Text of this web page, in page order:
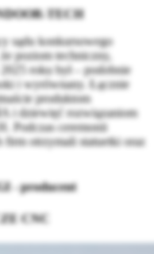
TECH
sądu konkursowego
poziom techniczny,
roku był – podobnie
i wyrównany. Łącznie
produktom
i dziewięć rozwiązaniom
Podczas ceremonii
firm otrzymali statuetki oraz
- producent
CNC